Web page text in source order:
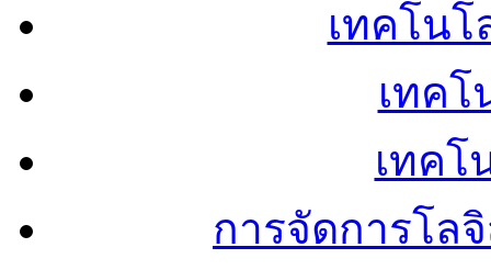
เทคโน
เทคโ
เทคโ
การจัดการโล